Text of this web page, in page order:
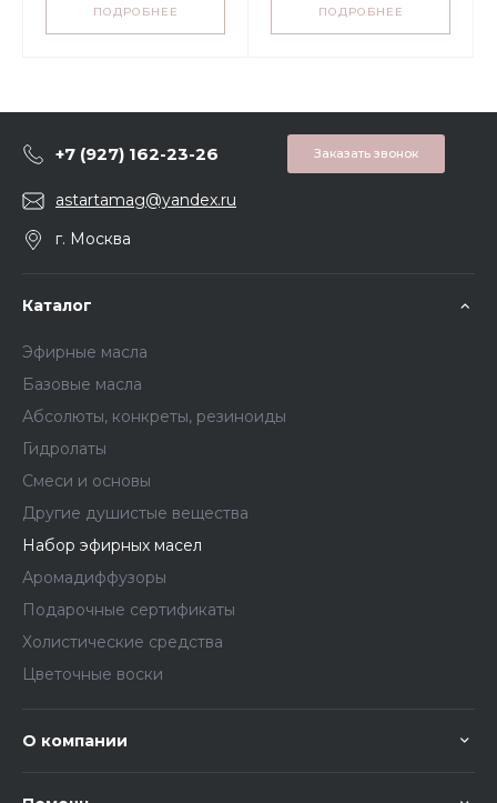
ПОДРОБНЕЕ ПОДРОБНЕЕ
+7 (927) 162-23-26 Заказать звонок
astartamag@yandex.ru
г. Москва
Каталог
Эфирные масла
Базовые масла
Абсолюты, конкреты, резиноиды
Гидролаты
Смеси и основы
Другие душистые вещества
Набор эфирных масел
Аромадиффузоры
Подарочные сертификаты
Холистические средства
Цветочные воски
О компании